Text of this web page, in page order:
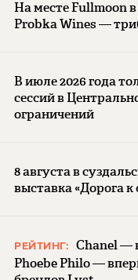
На месте Fullmoon
Probka Wines —
В июле 2026 года
сессий в
ограничений
8 августа в
выставка «Дорога
РЕЙТИНГ: Chanel —
Phoebe Philo —